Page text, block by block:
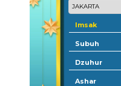
Imsak
Subuh
Dzuhur
Ashar